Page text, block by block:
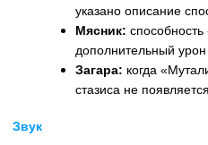
указано описание
Мясник:
дополнительный
Загара: когда
стазиса не
Звук